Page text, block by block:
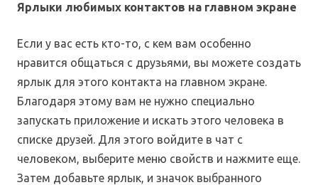
Ярлыки любимых контактов на главном экране
Если у вас есть кто-то, с кем вам особенно
нравится общаться с друзьями, вы можете создать
ярлык для этого контакта на главном экране.
Благодаря этому вам не нужно специально
запускать приложение и искать этого человека в
списке друзей. Для этого войдите в чат с
человеком, выберите меню свойств и нажмите еще.
Затем добавьте ярлык, и значок выбранного